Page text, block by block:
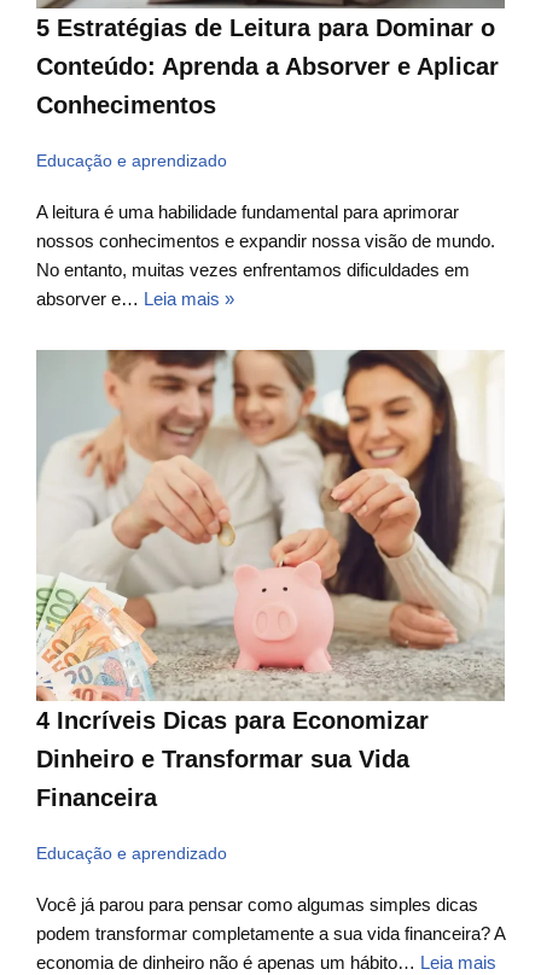
5 Estratégias de Leitura para Dominar o
Conteúdo: Aprenda a Absorver e Aplicar
Conhecimentos
Educação e aprendizado
A leitura é uma habilidade fundamental para aprimorar
nossos conhecimentos e expandir nossa visão de mundo.
No entanto, muitas vezes enfrentamos dificuldades em
absorver e… Leia mais »
4 Incríveis Dicas para Economizar
Dinheiro e Transformar sua Vida
Financeira
Educação e aprendizado
Você já parou para pensar como algumas simples dicas
podem transformar completamente a sua vida financeira? A
economia de dinheiro não é apenas um hábito… Leia mais